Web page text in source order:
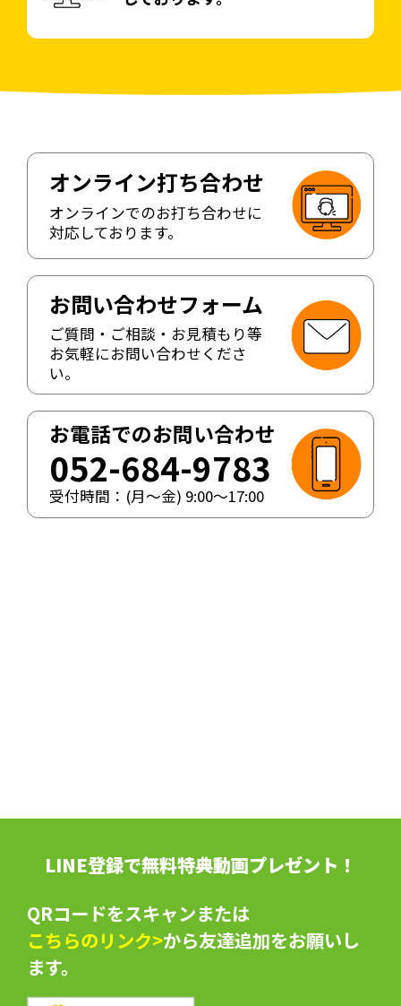
オンライン打ち合わせ
オンラインでのお打ち合わせに
対応しております。
お問い合わせフォーム
ご質問・ご相談・お見積もり等
お気軽にお問い合わせくださ
い。
お電話でのお問い合わせ
052-684-9783
受付時間：(月〜金) 9:00〜17:00
LINE登録で無料特典動画プレゼント！
QRコードをスキャンまたは
こちらのリンク>から友達追加をお願いし
ます。